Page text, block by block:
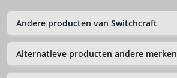
Andere producten van Switchcraft
Alternatieve producten andere merken